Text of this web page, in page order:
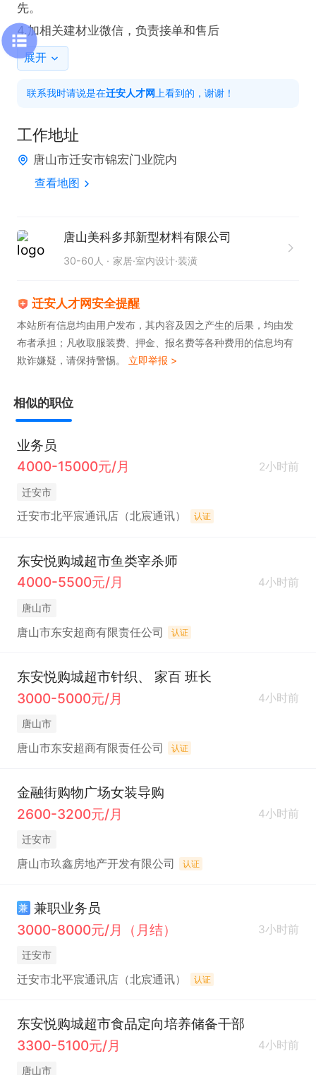
先。
4.加相关建材业微信，负责接单和售后
展开
联系我时请说是在迁安人才网 上看到的，谢谢！
工作地址
唐山市迁安市锦宏门业院内
查看地图
唐山美科多邦新型材料有限公司
30-60人 家居·室内设计·装潢
迁安人才网安全提醒
本站所有信息均由用户发布，其内容及因之产生的后果，均由发
布者承担；凡收取服装费、押金、报名费等各种费用的信息均有
欺诈嫌疑，请保持警惕。 立即举报 >
相似的职位
业务员
4000-15000元/月
2小时前
迁安市
迁安市北平宸通讯店（北宸通讯） 认证
东安悦购城超市鱼类宰杀师
4000-5500元/月
4小时前
唐山市
唐山市东安超商有限责任公司 认证
东安悦购城超市针织、 家百 班长
3000-5000元/月
4小时前
唐山市
唐山市东安超商有限责任公司 认证
金融街购物广场女装导购
2600-3200元/月
4小时前
迁安市
唐山市玖鑫房地产开发有限公司 认证
兼 兼职业务员
3000-8000元/月（月结）
3小时前
迁安市
迁安市北平宸通讯店（北宸通讯） 认证
东安悦购城超市食品定向培养储备干部
3300-5100元/月
4小时前
唐山市